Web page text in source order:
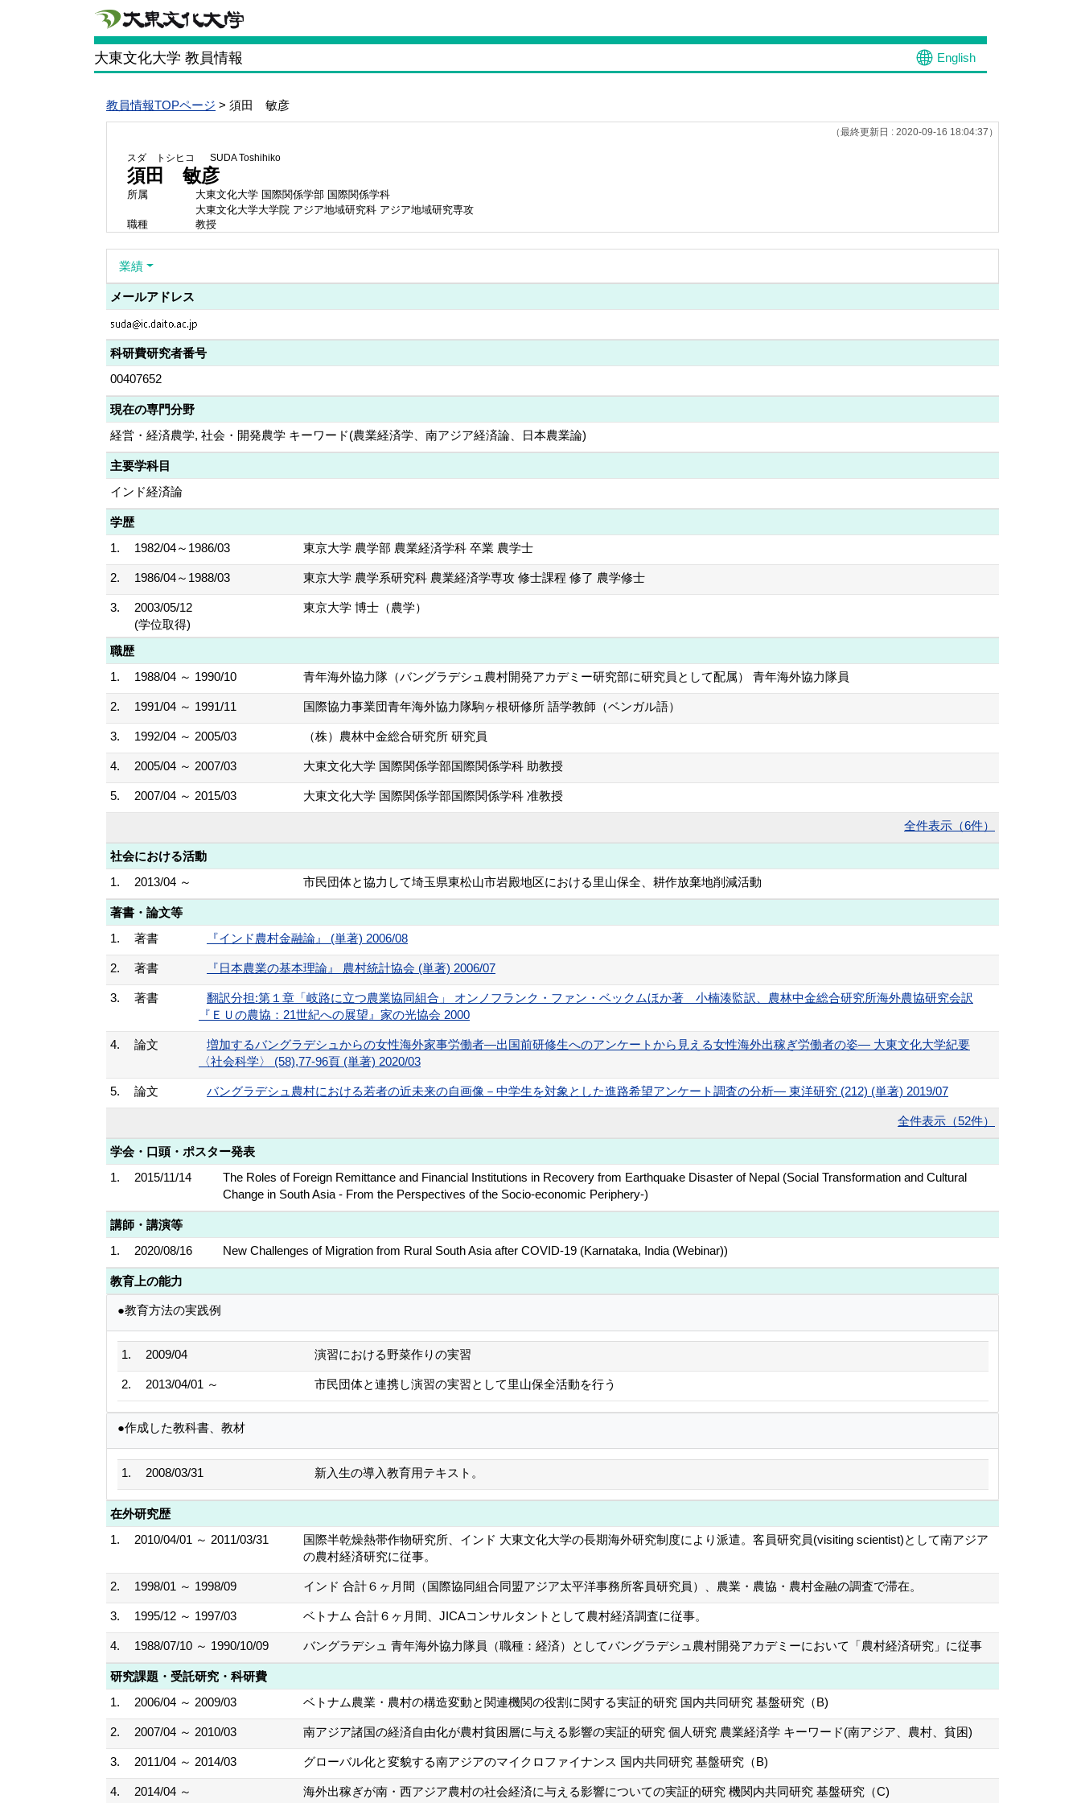
大東文化大学 教員情報 English
教員情報TOPページ > 須田 敏彦
（最終更新日 : 2020-09-16 18:04:37）
スダ トシヒコ SUDA Toshihiko
須田 敏彦
所属
大東文化大学 国際関係学部 国際関係学科
大東文化大学大学院 アジア地域研究科 アジア地域研究専攻
職種
教授
業績
メールアドレス
科研費研究者番号
00407652
現在の専門分野
経営・経済農学, 社会・開発農学 キーワード(農業経済学、南アジア経済論、日本農業論)
主要学科目
インド経済論
学歴
1.
1982/04～1986/03 東京大学 農学部 農業経済学科 卒業 農学士
2. 1986/04～1988/03 東京大学 農学系研究科 農業経済学専攻 修士課程 修了 農学修士
3.
2003/05/12
(学位取得)
東京大学 博士（農学）
職歴
1.
1988/04 ～ 1990/10 青年海外協力隊（バングラデシュ農村開発アカデミー研究部に研究員として配属） 青年海外協力隊員
2. 1991/04 ～ 1991/11 国際協力事業団青年海外協力隊駒ヶ根研修所 語学教師（ベンガル語）
3. 1992/04 ～ 2005/03 （株）農林中金総合研究所 研究員
4. 2005/04 ～ 2007/03 大東文化大学 国際関係学部国際関係学科 助教授
5. 2007/04 ～ 2015/03 大東文化大学 国際関係学部国際関係学科 准教授
全件表示（6件）
社会における活動
1.
2013/04 ～ 市民団体と協力して埼玉県東松山市岩殿地区における里山保全、耕作放棄地削減活動
著書・論文等
1.
著書 『インド農村金融論』 (単著) 2006/08
2. 著書 『日本農業の基本理論』 農村統計協会 (単著) 2006/07
3. 著書
翻訳分担:第１章「岐路に立つ農業協同組合」 オンノフランク・ファン・ベックムほか著 小楠湊監訳、農林中金総合研究所海外農協研究会訳
『ＥＵの農協：21世紀への展望』家の光協会 2000
4. 論文
増加するバングラデシュからの女性海外家事労働者―出国前研修生へのアンケートから見える女性海外出稼ぎ労働者の姿― 大東文化大学紀要
〈社会科学〉 (58),77-96頁 (単著) 2020/03
5. 論文 バングラデシュ農村における若者の近未来の自画像－中学生を対象とした進路希望アンケート調査の分析― 東洋研究 (212) (単著) 2019/07
全件表示（52件）
学会・口頭・ポスター発表
1.
2015/11/14
The Roles of Foreign Remittance and Financial Institutions in Recovery from Earthquake Disaster of Nepal (Social Transformation and Cultural
Change in South Asia - From the Perspectives of the Socio-economic Periphery-)
講師・講演等
1.
2020/08/16 New Challenges of Migration from Rural South Asia after COVID-19 (Karnataka, India (Webinar))
教育上の能力
●教育方法の実践例
1. 2009/04 演習における野菜作りの実習
2. 2013/04/01 ～ 市民団体と連携し演習の実習として里山保全活動を行う
●作成した教科書、教材
1. 2008/03/31 新入生の導入教育用テキスト。
在外研究歴
1.
2010/04/01 ～ 2011/03/31
国際半乾燥熱帯作物研究所、インド 大東文化大学の長期海外研究制度により派遣。客員研究員(visiting scientist)として南アジア
の農村経済研究に従事。
2. 1998/01 ～ 1998/09 インド 合計６ヶ月間（国際協同組合同盟アジア太平洋事務所客員研究員）、農業・農協・農村金融の調査で滞在。
3. 1995/12 ～ 1997/03 ベトナム 合計６ヶ月間、JICAコンサルタントとして農村経済調査に従事。
4. 1988/07/10 ～ 1990/10/09 バングラデシュ 青年海外協力隊員（職種：経済）としてバングラデシュ農村開発アカデミーにおいて「農村経済研究」に従事
研究課題・受託研究・科研費
1.
2006/04 ～ 2009/03 ベトナム農業・農村の構造変動と関連機関の役割に関する実証的研究 国内共同研究 基盤研究（B)
2. 2007/04 ～ 2010/03 南アジア諸国の経済自由化が農村貧困層に与える影響の実証的研究 個人研究 農業経済学 キーワード(南アジア、農村、貧困)
3. 2011/04 ～ 2014/03 グローバル化と変貌する南アジアのマイクロファイナンス 国内共同研究 基盤研究（B)
4. 2014/04 ～ 海外出稼ぎが南・西アジア農村の社会経済に与える影響についての実証的研究 機関内共同研究 基盤研究（C)